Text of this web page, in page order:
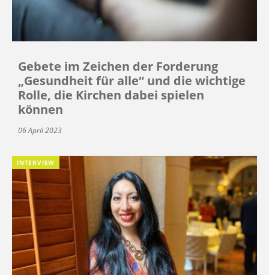
Gebete im Zeichen der Forderung
„Gesundheit für alle“ und die wichtige
Rolle, die Kirchen dabei spielen
können
06 April 2023
INTERVIEW